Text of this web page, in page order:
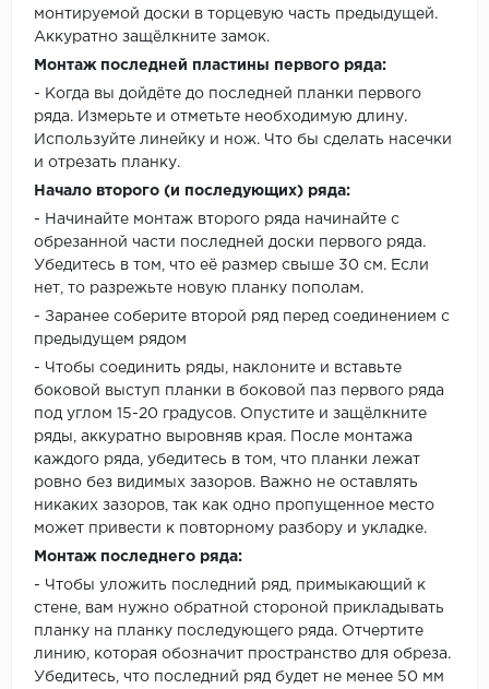
монтируемой доски в торцевую часть предыдущей.
Аккуратно защёлкните замок.
Монтаж последней пластины первого ряда:
- Когда вы дойдёте до последней планки первого
ряда. Измерьте и отметьте необходимую длину.
Используйте линейку и нож. Что бы сделать насечки
и отрезать планку.
Начало второго (и последующих) ряда:
- Начинайте монтаж второго ряда начинайте с
обрезанной части последней доски первого ряда.
Убедитесь в том, что её размер свыше 30 см. Если
нет, то разрежьте новую планку пополам.
- Заранее соберите второй ряд перед соединением с
предыдущем рядом
- Чтобы соединить ряды, наклоните и вставьте
боковой выступ планки в боковой паз первого ряда
под углом 15-20 градусов. Опустите и защёлкните
ряды, аккуратно выровняв края. После монтажа
каждого ряда, убедитесь в том, что планки лежат
ровно без видимых зазоров. Важно не оставлять
никаких зазоров, так как одно пропущенное место
может привести к повторному разбору и укладке.
Монтаж последнего ряда:
- Чтобы уложить последний ряд, примыкающий к
стене, вам нужно обратной стороной прикладывать
планку на планку последующего ряда. Отчертите
линию, которая обозначит пространство для обреза.
Убедитесь, что последний ряд будет не менее 50 мм